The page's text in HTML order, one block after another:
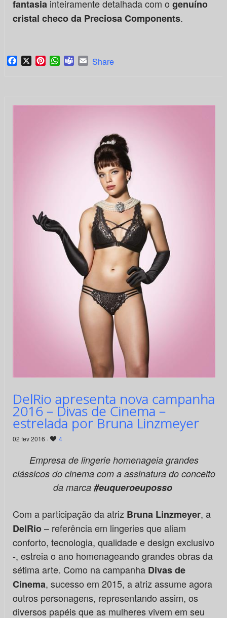
fantasia inteiramente detalhada com o genuíno
cristal checo da Preciosa Components.
Facebook
X PinterestWhatsApp
TeamsEmail
Share
DelRio apresenta nova campanha
2016 – Divas de Cinema –
estrelada por Bruna Linzmeyer
02 fev 2016 · 4
Empresa de lingerie homenageia grandes
clássicos do cinema com aassinatura do conceito
da marca #euqueroeuposso
Com a participação da atriz Bruna Linzmeyer, a
DelRio– referência em lingeries que aliam
conforto, tecnologia, qualidade e design exclusivo
-, estreia o ano homenageando grandes obras da
sétima arte. Como na campanha Divas de
Cinema, sucesso em 2015, a atriz assume agora
outros personagens, representando assim, os
diversos papéis que as mulheres vivem em seu